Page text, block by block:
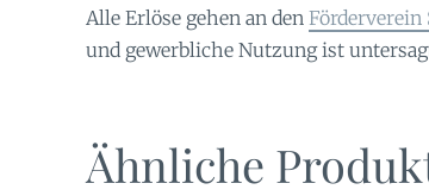
Alle Erlöse gehen an den Förderverein
und gewerbliche Nutzung ist
Ähnliche